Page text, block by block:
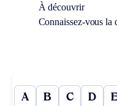
À découvrir
Connaissez-vous
A B C D